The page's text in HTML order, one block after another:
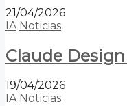
21/04/2026
IA Noticias
Claude
19/04/2026
IA Noticias